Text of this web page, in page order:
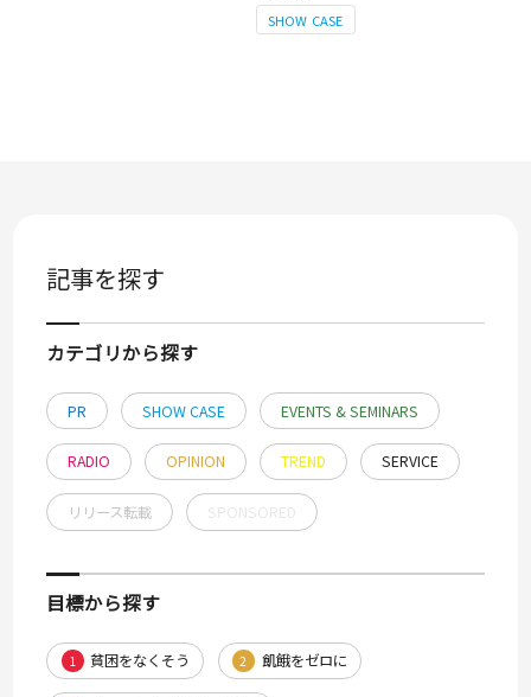
SHOW CASE
記事を探す
カテゴリから探す
PR SHOW CASE EVENTS & SEMINARS
RADIO OPINION TREND SERVICE
リリース転載
目標から探す
1 貧困をなくそう 2 飢餓をゼロに